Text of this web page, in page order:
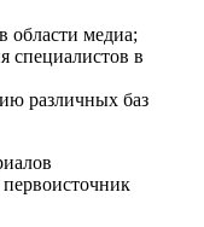
области медиа;
специалистов в
различных баз